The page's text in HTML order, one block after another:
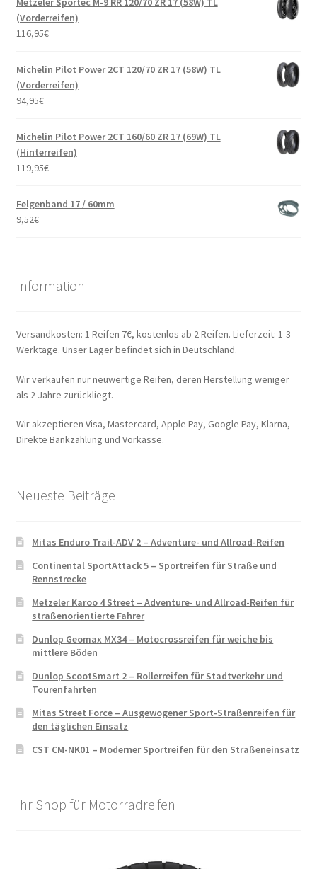
(Vorderreifen)
116,95€
Michelin Pilot Power 2CT 120/70 ZR 17 (58W) TL
(Vorderreifen)
94,95€
Michelin Pilot Power 2CT 160/60 ZR 17 (69W) TL
(Hinterreifen)
119,95€
Felgenband 17 / 60mm
9,52€
Information
Versandkosten: 1 Reifen 7€, kostenlos ab 2 Reifen. Lieferzeit: 1-3
Werktage. Unser Lager befindet sich in Deutschland.
Wir verkaufen nur neuwertige Reifen, deren Herstellung weniger
als 2 Jahre zurückliegt.
Wir akzeptieren Visa, Mastercard, Apple Pay, Google Pay, Klarna,
Direkte Bankzahlung und Vorkasse.
Neueste Beiträge
Mitas Enduro Trail-ADV 2 – Adventure- und Allroad-Reifen
Continental SportAttack 5 – Sportreifen für Straße und
Rennstrecke
Metzeler Karoo 4 Street – Adventure- und Allroad-Reifen für
straßenorientierte Fahrer
Dunlop Geomax MX34 – Motocrossreifen für weiche bis
mittlere Böden
Dunlop ScootSmart 2 – Rollerreifen für Stadtverkehr und
Tourenfahrten
Mitas Street Force – Ausgewogener Sport-Straßenreifen für
den täglichen Einsatz
CST CM-NK01 – Moderner Sportreifen für den Straßeneinsatz
Ihr Shop für Motorradreifen